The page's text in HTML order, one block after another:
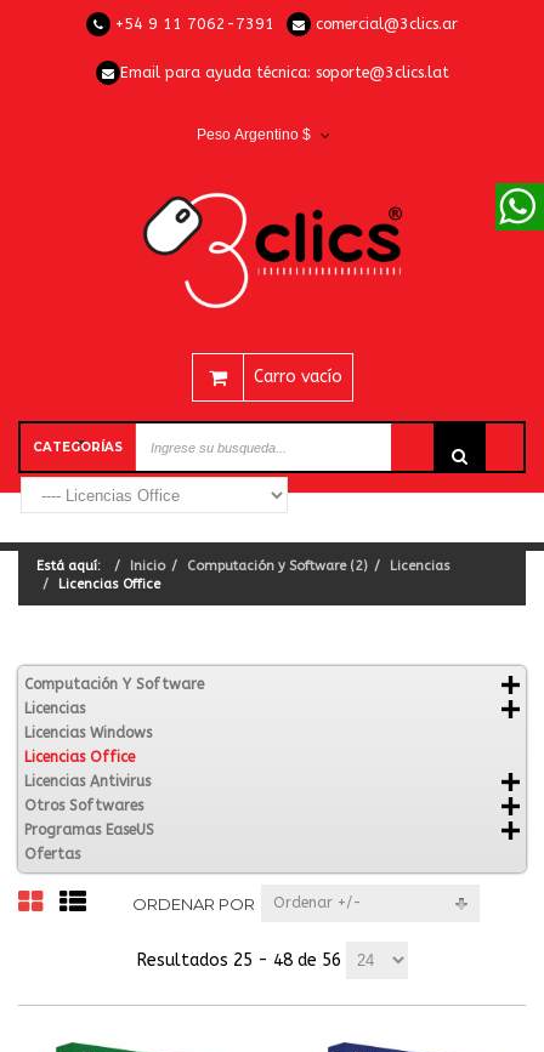
+54 9 11 7062-7391 comercial@3clics.ar
Email para ayuda técnica: soporte@3clics.lat
Peso Argentino $
Carro vacío
CATEGORÍAS
Está aquí: Inicio Computación y Software (2)
Licencias
Licencias Office
Computación Y Software
Licencias
Licencias Windows
Licencias Office
Licencias Antivirus
Otros Softwares
Programas EaseUS
Ofertas
ORDENAR POR Ordenar +/-
Resultados 25 - 48 de 56